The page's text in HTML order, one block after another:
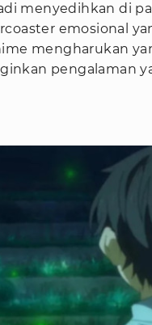
menyedihkan di
emosional
mengharukan
pengalaman